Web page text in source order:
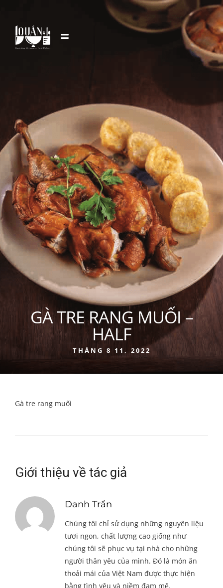
GÀ TRE RANG MUỐI –
HALF
THÁNG 8 11, 2022
Gà tre rang muối
Giới thiệu về tác giả
Danh Trần
Chúng tôi chỉ sử dụng những nguyên liệu
tươi ngon, chất lượng cao giống như
chúng tôi sẽ phục vụ tại nhà cho những
người thân yêu của mình. Đó là món ăn
thoải mái của Việt Nam được thực hiện
bằng tình yêu và niềm đam mê.